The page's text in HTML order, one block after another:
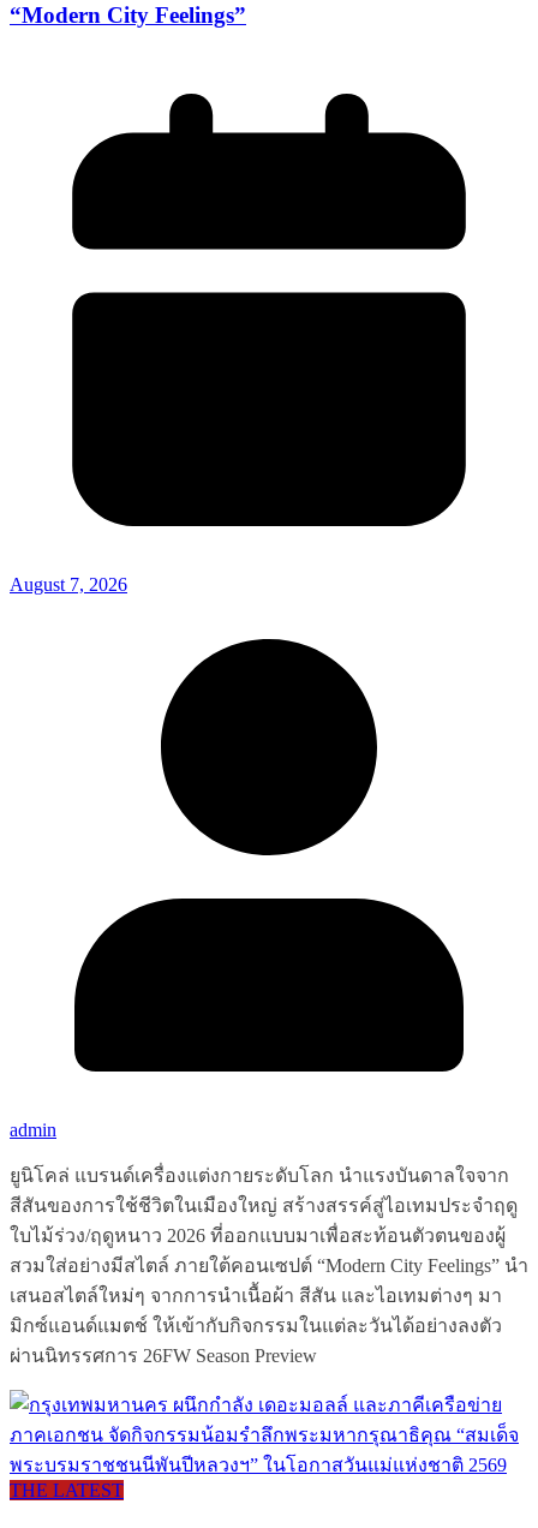
“Modern City Feelings”
August 7, 2026
admin
ยูนิโคล่ แบรนด์เครื่องแต่งกายระดับโลก นำแรงบันดาลใจจาก
สีสันของการใช้ชีวิตในเมืองใหญ่ สร้างสรรค์สู่ไอเทมประจำฤดู
ใบไม้ร่วง/ฤดูหนาว 2026 ที่ออกแบบมาเพื่อสะท้อนตัวตนของผู้
สวมใส่อย่างมีสไตล์ ภายใต้คอนเซปต์ “Modern City Feelings” นำ
เสนอสไตล์ใหม่ๆ จากการนำเนื้อผ้า สีสัน และไอเทมต่างๆ มา
มิกซ์แอนด์แมตช์ ให้เข้ากับกิจกรรมในแต่ละวันได้อย่างลงตัว
ผ่านนิทรรศการ 26FW Season Preview
THE LATEST